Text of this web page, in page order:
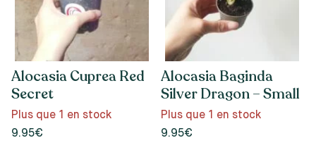
Alocasia Cuprea Red
Secret
9.95€
Plus que 1 en stock
Alocasia Baginda
Silver Dragon – Small
9.95€
Plus que 1 en stock